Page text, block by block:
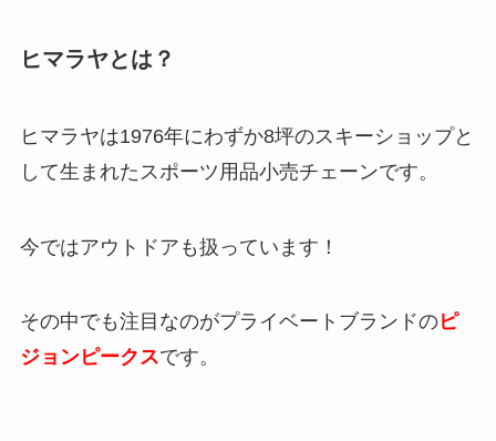
ヒマラヤとは？
ヒマラヤは1976年にわずか8坪のスキーショップと
して生まれたスポーツ用品小売チェーンです。
今ではアウトドアも扱っています！
その中でも注目なのがプライベートブランドのピ
ジョンピークスです。